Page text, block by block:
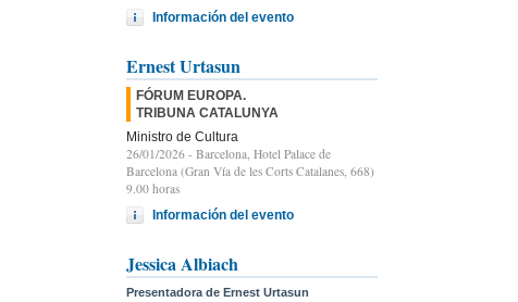
Información del evento
Ernest Urtasun
FÓRUM EUROPA.
TRIBUNA CATALUNYA
Ministro de Cultura
26/01/2026 - Barcelona, Hotel Palace de
Barcelona (Gran Vía de les Corts Catalanes, 668)
9.00 horas
Información del evento
Jessica Albiach
Presentadora de Ernest Urtasun